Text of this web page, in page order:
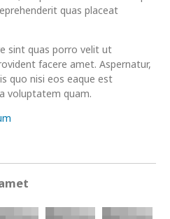
quas placeat
sint quas porro velit ut
facere amet. Aspernatur,
quo nisi eos eaque est
voluptatem quam.